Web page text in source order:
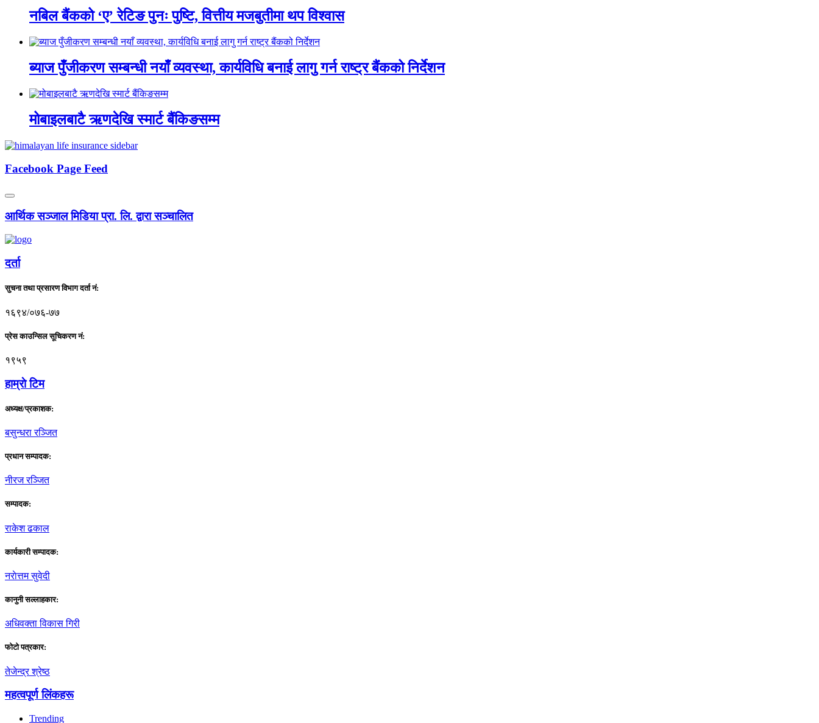
नबिल बैंकको ‘ए’ रेटिङ पुनः पुष्टि, वित्तीय मजबुतीमा थप विश्वास
ब्याज पुँजीकरण सम्बन्धी नयाँ व्यवस्था, कार्यविधि बनाई लागु गर्न राष्ट्र बैंकको निर्देशन
मोबाइलबाटै ऋणदेखि स्मार्ट बैंकिङसम्म
Facebook Page Feed
आर्थिक सञ्जाल मिडिया प्रा. लि. द्वारा सञ्चालित
दर्ता
सुचना तथा प्रसारण विभाग दर्ता नं:
१६९४/०७६-७७
प्रेस काउन्सिल सूचिकरण नं:
१९५९
हाम्राे टिम
अध्यक्ष/प्रकाशक:
बसुन्धरा रञ्जित
प्रधान सम्पादक:
नीरज रञ्जित
सम्पादक:
राकेश ढकाल
कार्यकारी सम्पादक:
नराेत्तम सुवेदी
कानुनी सल्लाहकार:
अधिवक्ता विकास गिरी
फाेटाे पत्रकार:
तेजेन्द्र श्रेष्ठ
महत्वपूर्ण लिंकहरू
Trending